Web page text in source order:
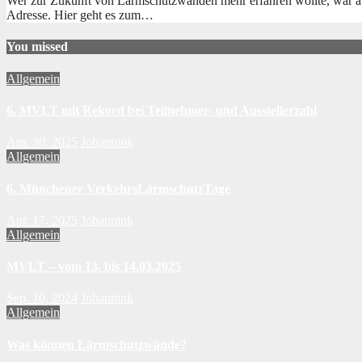
Adresse. Hier geht es zum…
You missed
Allgemein
Allgemein
Allgemein
Allgemein